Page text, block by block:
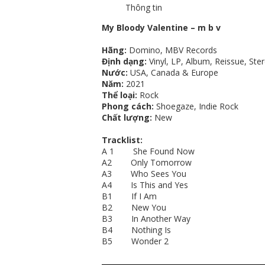
Thông tin
My Bloody Valentine – m b v
Hãng: Domino, MBV Records
Định dạng: Vinyl, LP, Album, Reissue,
Nước: USA, Canada & Europe
Năm: 2021
Thể loại: Rock
Phong cách: Shoegaze, Indie Rock
Chất lượng: New
Tracklist:
A 1 She Found Now
A2 Only Tomorrow
A3 Who Sees You
A4 Is This and Yes
B1 If I Am
B2 New You
B3 In Another Way
B4 Nothing Is
B5 Wonder 2